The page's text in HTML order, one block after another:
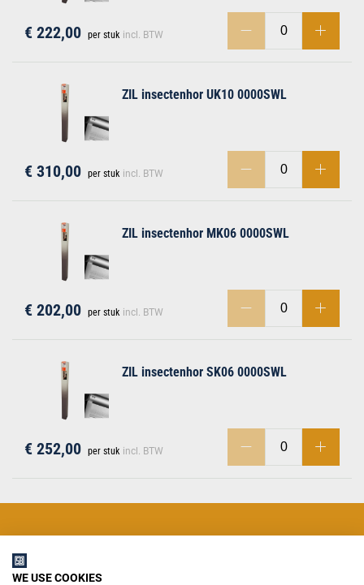
€ 222,00 per stuk incl. BTW
ZIL insectenhor UK10 0000SWL
€ 310,00 per stuk incl. BTW
ZIL insectenhor MK06 0000SWL
€ 202,00 per stuk incl. BTW
ZIL insectenhor SK06 0000SWL
€ 252,00 per stuk incl. BTW
WE USE COOKIES